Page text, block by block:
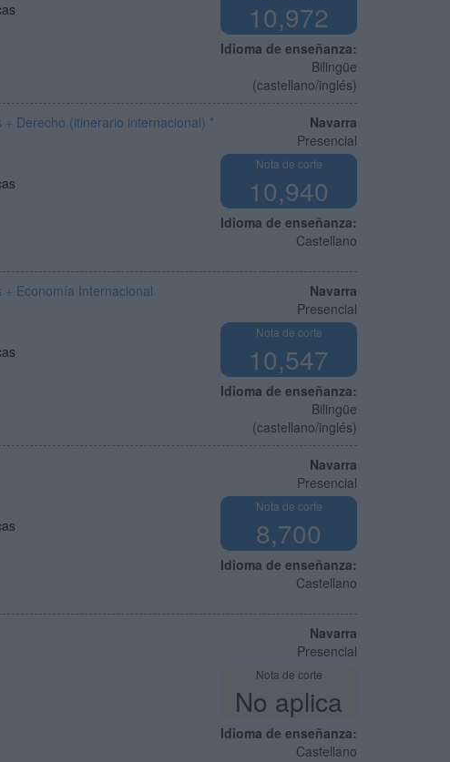
10,972
Idioma de enseñanza:
Bilingüe
(castellano/inglés)
Navarra
Presencial
Nota de corte
10,940
Idioma de enseñanza:
Castellano
Derecho (itinerario internacional) *
Navarra
Presencial
Nota de corte
10,547
Idioma de enseñanza:
Bilingüe
(castellano/inglés)
Economía Internacional
Navarra
Presencial
Nota de corte
8,700
Idioma de enseñanza:
Castellano
Navarra
Presencial
Nota de corte
No aplica
Idioma de enseñanza:
Castellano